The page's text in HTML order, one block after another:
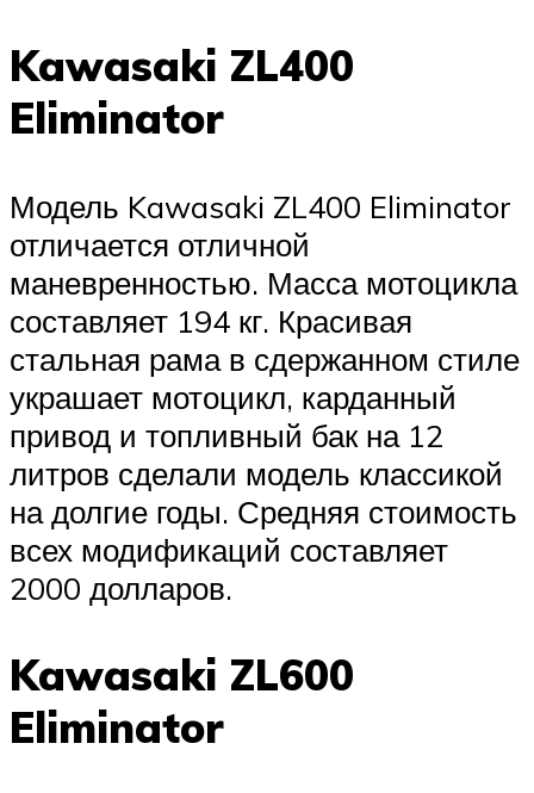
Kawasaki ZL400
Eliminator
Модель Kawasaki ZL400 Eliminator
отличается отличной
маневренностью. Масса мотоцикла
составляет 194 кг. Красивая
стальная рама в сдержанном стиле
украшает мотоцикл, карданный
привод и топливный бак на 12
литров сделали модель классикой
на долгие годы. Средняя стоимость
всех модификаций составляет
2000 долларов.
Kawasaki ZL600
Eliminator